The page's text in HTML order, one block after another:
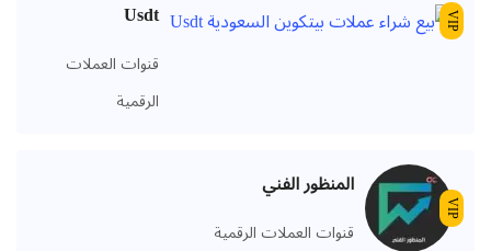
VIP
Usdt
قنوات العملات
الرقمية
VIP
المنظور الفني
قنوات العملات الرقمية